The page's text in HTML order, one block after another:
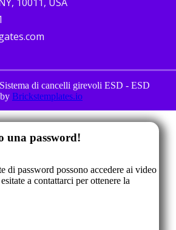
di cancelli girevoli ESD - ESD
Brickstemplates.io
una password!
di password possono accedere ai video
a contattarci per ottenere la